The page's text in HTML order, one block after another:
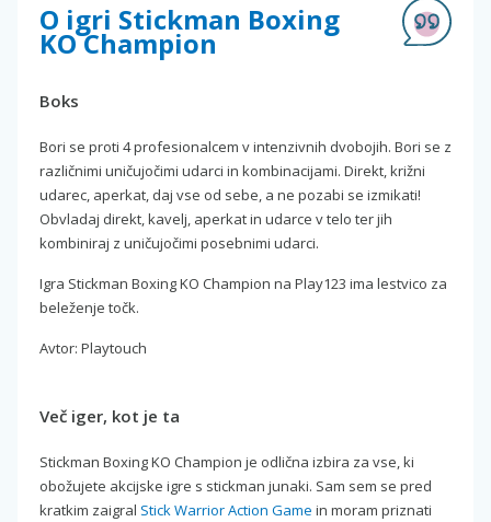
O igri Stickman Boxing
KO Champion
Boks
Bori se proti 4 profesionalcem v intenzivnih dvobojih. Bori se z
različnimi uničujočimi udarci in kombinacijami. Direkt, križni
udarec, aperkat, daj vse od sebe, a ne pozabi se izmikati!
Obvladaj direkt, kavelj, aperkat in udarce v telo ter jih
kombiniraj z uničujočimi posebnimi udarci.
Igra Stickman Boxing KO Champion na Play123 ima lestvico za
beleženje točk.
Avtor: Playtouch
Več iger, kot je ta
Stickman Boxing KO Champion je odlična izbira za vse, ki
obožujete akcijske igre s stickman junaki. Sam sem se pred
kratkim zaigral Stick Warrior Action Game in moram priznati